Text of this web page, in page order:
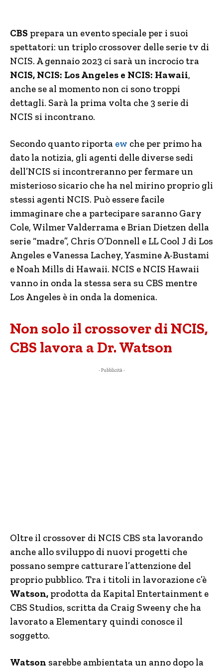
CBS prepara un evento speciale per i suoi
spettatori: un triplo crossover delle serie tv di
NCIS. A gennaio 2023 ci sarà un incrocio tra
NCIS, NCIS: Los Angeles e NCIS: Hawaii,
anche se al momento non ci sono troppi
dettagli. Sarà la prima volta che 3 serie di
NCIS si incontrano.
Secondo quanto riporta ew che per primo ha
dato la notizia, gli agenti delle diverse sedi
dell’NCIS si incontreranno per fermare un
misterioso sicario che ha nel mirino proprio gli
stessi agenti NCIS. Può essere facile
immaginare che a partecipare saranno Gary
Cole, Wilmer Valderrama e Brian Dietzen della
serie “madre”, Chris O’Donnell e LL Cool J di Los
Angeles e Vanessa Lachey, Yasmine A-Bustami
e Noah Mills di Hawaii. NCIS e NCIS Hawaii
vanno in onda la stessa sera su CBS mentre
Los Angeles è in onda la domenica.
Non solo il crossover di NCIS,
CBS lavora a Dr. Watson
- Pubblicità -
Oltre il crossover di NCIS CBS sta lavorando
anche allo sviluppo di nuovi progetti che
possano sempre catturare l’attenzione del
proprio pubblico. Tra i titoli in lavorazione c’è
Watson, prodotta da Kapital Entertainment e
CBS Studios, scritta da Craig Sweeny che ha
lavorato a Elementary quindi conosce il
soggetto.
Watson sarebbe ambientata un anno dopo la